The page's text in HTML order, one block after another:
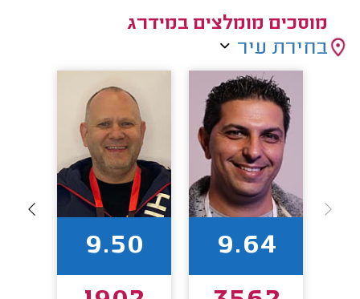
מוסכים מומלצים במידרג
בחירת עיר
9.64
9.50